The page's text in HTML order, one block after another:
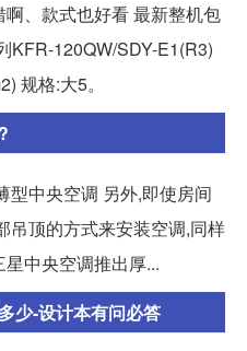
、款式也好看 最新整机包
KFR-120QW/SDY-E1(R3)
规格:大5。
型中央空调 另外,即使房间
吊顶的方式来安装空调,同样
中央空调推出厚...
少-设计本有问必答